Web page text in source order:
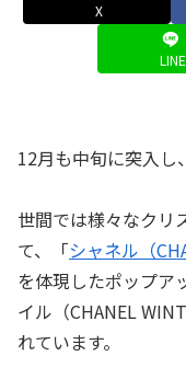
X
LINE
12月も中旬に突入し
世間では様々なクリ
て、「シャネル（
を体現したポップア
イル（CHANEL
れています。